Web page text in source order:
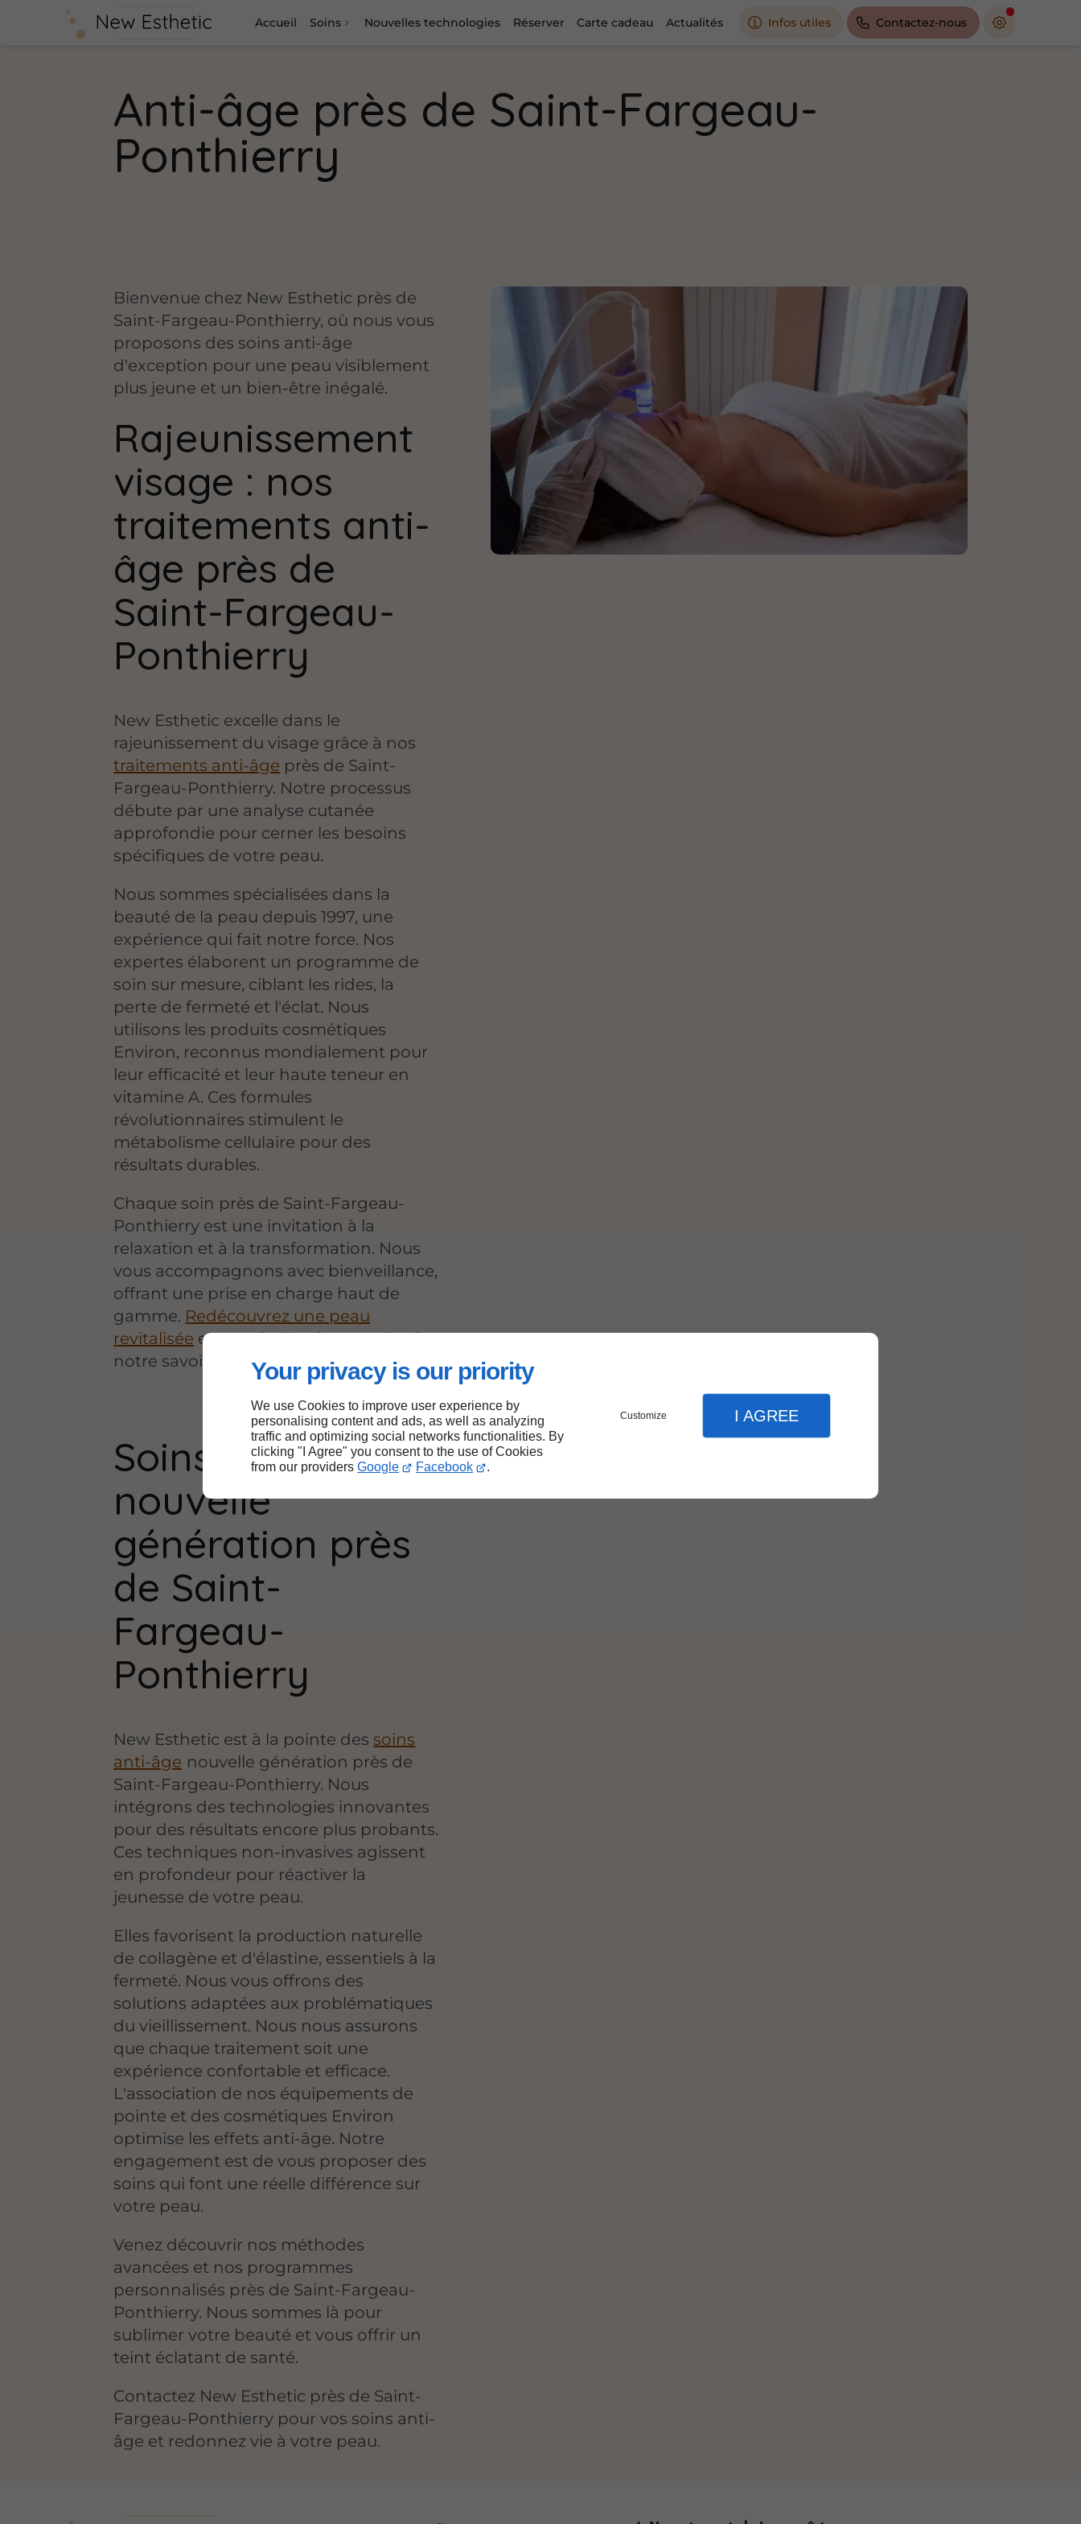
Your privacy is our priority
We use Cookies to improve user experience by
personalising content and ads, as well as analyzing
traffic and optimizing social networks functionalities. By
clicking "I Agree" you consent to the use of Cookies
from our providers Google Facebook .
Customize I AGREE
Accueil Soins Nouvelles technologies Réserver Carte cadeau Actualités Infos utiles Contactez-nous
Anti-âge près de Saint-Fargeau-
Ponthierry
Bienvenue chez New Esthetic près de
Saint-Fargeau-Ponthierry, où nous vous
proposons des soins anti-âge
d'exception pour une peau visiblement
plus jeune et un bien-être inégalé.
Rajeunissement
visage : nos
traitements anti-
âge près de
Saint-Fargeau-
Ponthierry
New Esthetic excelle dans le
rajeunissement du visage grâce à nos
traitements anti-âge près de Saint-
Fargeau-Ponthierry. Notre processus
débute par une analyse cutanée
approfondie pour cerner les besoins
spécifiques de votre peau.
Nous sommes spécialisées dans la
beauté de la peau depuis 1997, une
expérience qui fait notre force. Nos
expertes élaborent un programme de
soin sur mesure, ciblant les rides, la
perte de fermeté et l'éclat. Nous
utilisons les produits cosmétiques
Environ, reconnus mondialement pour
leur efficacité et leur haute teneur en
vitamine A. Ces formules
révolutionnaires stimulent le
métabolisme cellulaire pour des
résultats durables.
Chaque soin près de Saint-Fargeau-
Ponthierry est une invitation à la
relaxation et à la transformation. Nous
vous accompagnons avec bienveillance,
offrant une prise en charge haut de
gamme. Redécouvrez une peau
revitalisée et un teint lumineux grâce à
notre savoir-faire unique.
Soins anti-âge
nouvelle
génération près
de Saint-
Fargeau-
Ponthierry
New Esthetic est à la pointe dessoins
anti-âge nouvelle génération près de
Saint-Fargeau-Ponthierry. Nous
intégrons des technologies innovantes
pour des résultats encore plus probants.
Ces techniques non-invasives agissent
en profondeur pour réactiver la
jeunesse de votre peau.
Elles favorisent la production naturelle
de collagène et d'élastine, essentiels à la
fermeté. Nous vous offrons des
solutions adaptées aux problématiques
du vieillissement. Nous nous assurons
que chaque traitement soit une
expérience confortable et efficace.
L'association de nos équipements de
pointe et des cosmétiques Environ
optimise les effets anti-âge. Notre
engagement est de vous proposer des
soins qui font une réelle différence sur
votre peau.
Venez découvrir nos méthodes
avancées et nos programmes
personnalisés près de Saint-Fargeau-
Ponthierry. Nous sommes là pour
sublimer votre beauté et vous offrir un
teint éclatant de santé.
Contactez New Esthetic près de Saint-
Fargeau-Ponthierry pour vos soins anti-
âge et redonnez vie à votre peau.